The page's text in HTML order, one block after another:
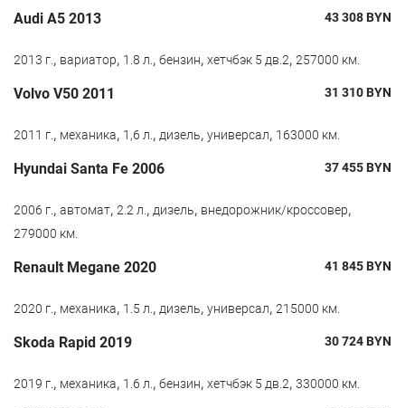
Audi A5 2013 43 308BYN
2013 г., вариатор, 1.8 л., бензин, хетчбэк 5 дв.2, 257000 км.
Volvo V50 2011 31 310BYN
2011 г., механика, 1,6 л., дизель, универсал, 163000 км.
Hyundai Santa Fe 2006 37 455BYN
2006 г., автомат, 2.2 л., дизель, внедорожник/кроссовер,
279000 км.
Renault Megane 2020 41 845BYN
2020 г., механика, 1.5 л., дизель, универсал, 215000 км.
Skoda Rapid 2019 30 724BYN
2019 г., механика, 1.6 л., бензин, хетчбэк 5 дв.2, 330000 км.